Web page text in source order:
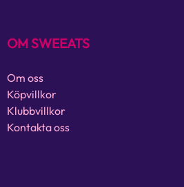
OM SWEEATS
Om oss
Köpvillkor
Klubbvillkor
Kontakta oss